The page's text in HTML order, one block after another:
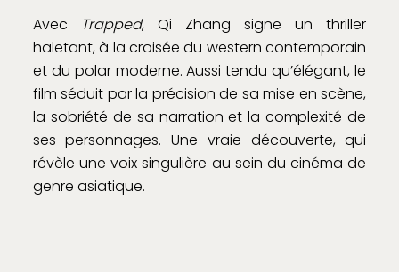
Avec
Trapped, Qi Zhang signe un thriller
haletant, à la croisée du western contemporain
et du polar moderne. Aussi tendu qu’élégant, le
film séduit par la précision de sa mise en scène,
la sobriété de sa narration et la complexité de
ses personnages. Une vraie découverte, qui
révèle une voix singulière au sein du cinéma de
genre asiatique.